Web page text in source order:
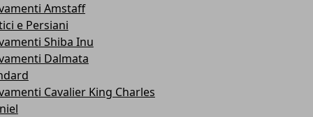
Amstaff
e Persiani
Shiba Inu
Dalmata
Cavalier King Charles